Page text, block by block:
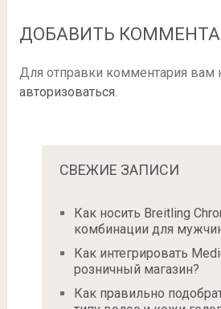
ДОБАВИТЬ
Для отправки комментария вам
авторизоваться.
СВЕЖИЕ ЗАПИСИ
Как носить Breitling
комбинации для
Как интегрировать
розничный магазин?
Как правильно